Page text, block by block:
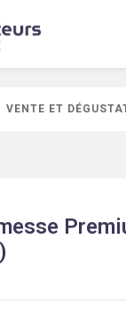
VENTE ET